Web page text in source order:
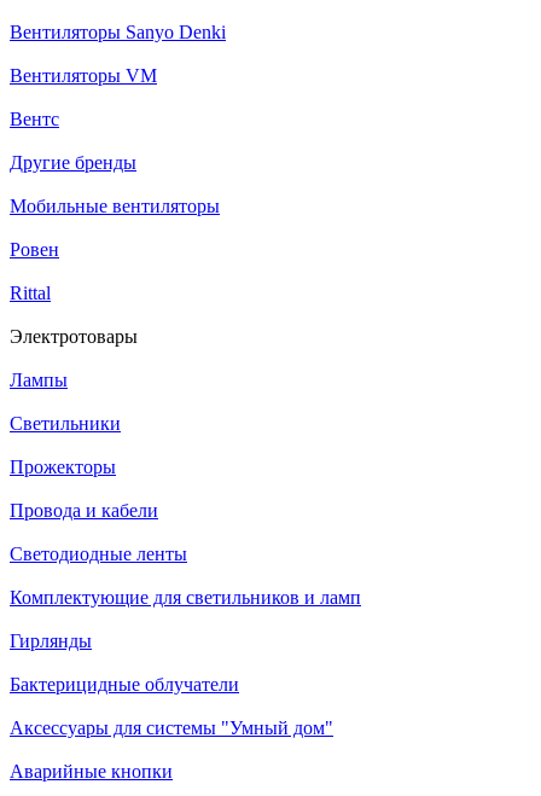
Вентиляторы Sanyo Denki
Вентиляторы VM
Вентс
Другие бренды
Мобильные вентиляторы
Ровен
Rittal
Электротовары
Лампы
Светильники
Прожекторы
Провода и кабели
Светодиодные ленты
Комплектующие для светильников и ламп
Гирлянды
Бактерицидные облучатели
Аксессуары для системы "Умный дом"
Аварийные кнопки